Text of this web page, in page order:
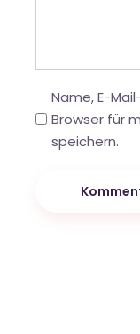
Name, E-
Browser für
speichern.